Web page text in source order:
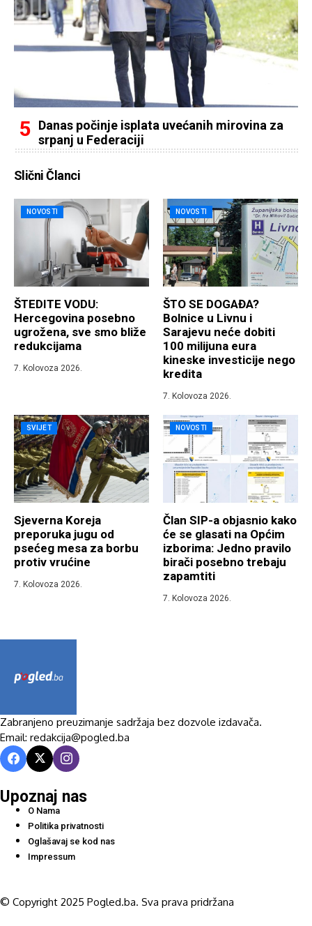
Danas počinje isplata uvećanih mirovina za
srpanj u Federaciji
Slični Članci
NOVOSTI
ŠTEDITE VODU:
Hercegovina posebno
ugrožena, sve smo bliže
redukcijama
7. Kolovoza 2026.
NOVOSTI
ŠTO SE DOGAĐA?
Bolnice u Livnu i
Sarajevu neće dobiti
100 milijuna eura
kineske investicije nego
kredita
7. Kolovoza 2026.
SVIJET
Sjeverna Koreja
preporuka jugu od
psećeg mesa za borbu
protiv vrućine
7. Kolovoza 2026.
NOVOSTI
Član SIP-a objasnio kako
će se glasati na Općim
izborima: Jedno pravilo
birači posebno trebaju
zapamtiti
7. Kolovoza 2026.
Zabranjeno preuzimanje sadržaja bez dozvole izdavača.
Email: redakcija@pogled.ba
Upoznaj nas
O Nama
Politika privatnosti
Oglašavaj se kod nas
Impressum
© Copyright 2025 Pogled.ba. Sva prava pridržana